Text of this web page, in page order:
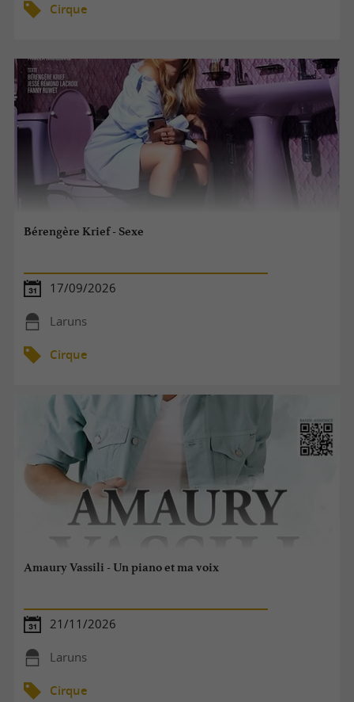
Cirque
Bérengère Krief - Sexe
17/09/2026
Laruns
Cirque
Amaury Vassili - Un piano et ma voix
21/11/2026
Laruns
Cirque